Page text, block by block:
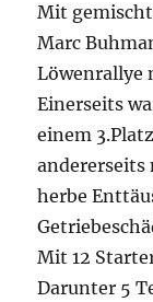
Mit
Marc
Löwenrallye
Einerseits
einem
andererseits
herbe
Mit 12
Darunter 5